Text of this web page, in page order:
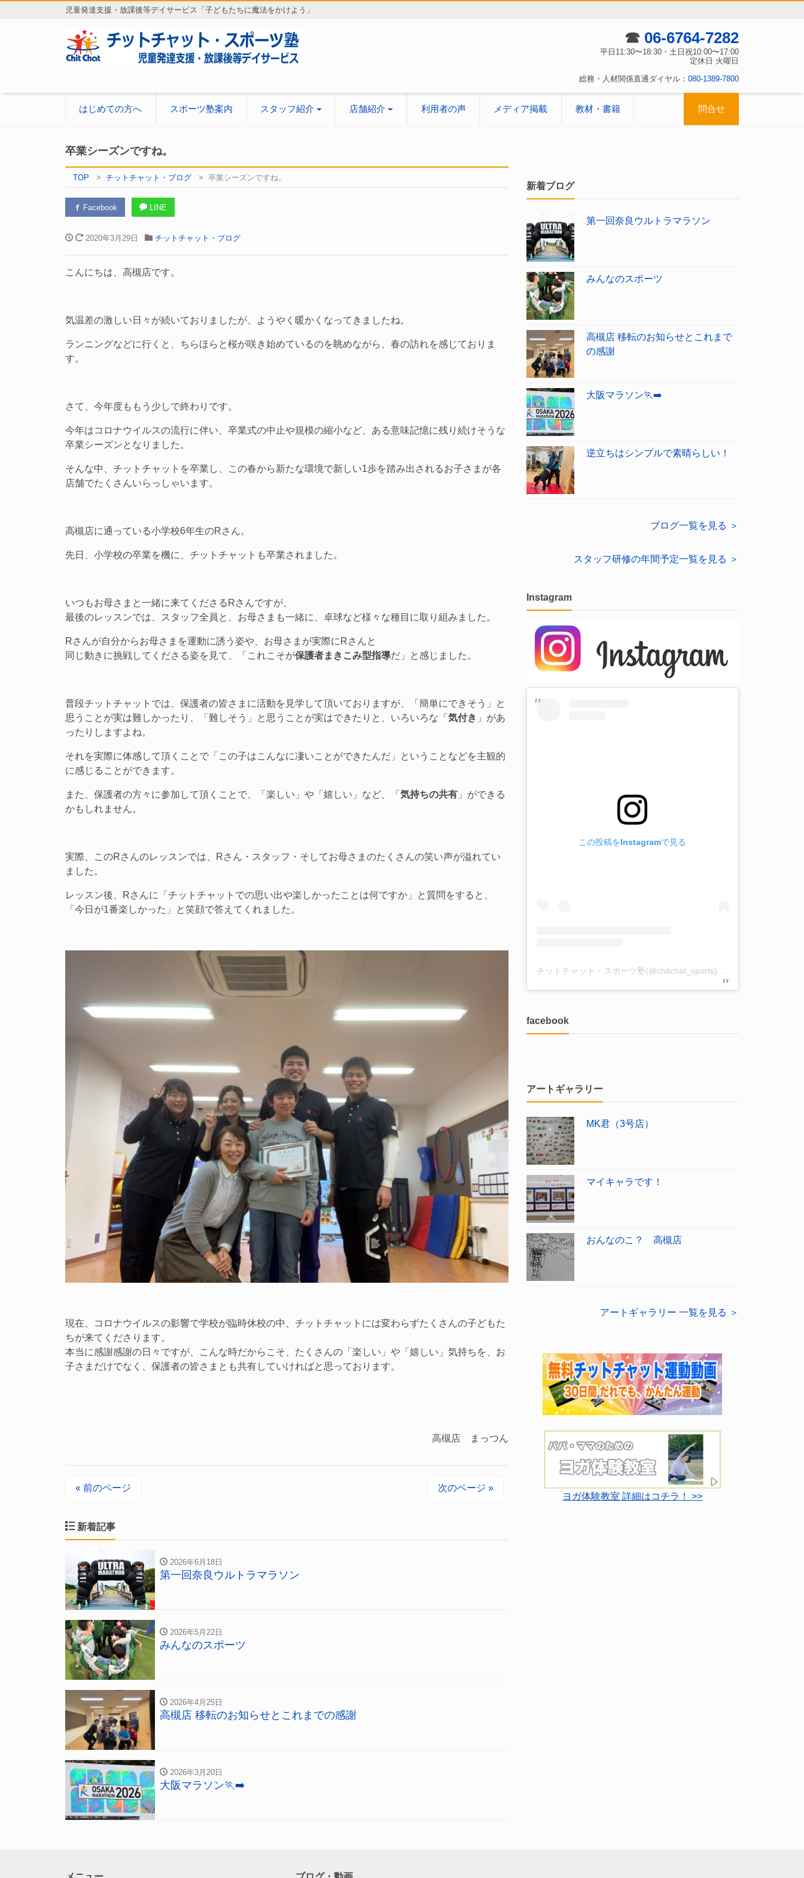
児童発達支援・放課後等デイサービス「子どもたちに魔法をかけよう」
☎ 06-6764-7282
平日11:30〜18:30・土日祝10:00〜17:00
定休日 火曜日
総務・人材関係直通ダイヤル： 080-1389-7800
はじめての方へ スポーツ塾案内 スタッフ紹介 店舗紹介 利用者の声 メディア掲載 教材・書籍 問合せ
卒業シーズンですね。
TOP チットチャット・ブログ 卒業シーズンですね。
Facebook LINE
2020年3月29日 チットチャット・ブログ
こんにちは、高槻店です。
気温差の激しい日々が続いておりましたが、ようやく暖かくなってきましたね。
ランニングなどに行くと、ちらほらと桜が咲き始めているのを眺めながら、春の訪れを感じておりま
す。
さて、今年度ももう少しで終わりです。
今年はコロナウイルスの流行に伴い、卒業式の中止や規模の縮小など、ある意味記憶に残り続けそうな
卒業シーズンとなりました。
そんな中、チットチャットを卒業し、この春から新たな環境で新しい1歩を踏み出されるお子さまが各
店舗でたくさんいらっしゃいます。
高槻店に通っている小学校6年生のRさん。
先日、小学校の卒業を機に、チットチャットも卒業されました。
いつもお母さまと一緒に来てくださるRさんですが、
最後のレッスンでは、スタッフ全員と、お母さまも一緒に、卓球など様々な種目に取り組みました。
Rさんが自分からお母さまを運動に誘う姿や、お母さまが実際にRさんと
同じ動きに挑戦してくださる姿を見て、「これこそが保護者まきこみ型指導だ」と感じました。
普段チットチャットでは、保護者の皆さまに活動を見学して頂いておりますが、「簡単にできそう」と
思うことが実は難しかったり、「難しそう」と思うことが実はできたりと、いろいろな「 気付き 」があ
ったりしますよね。
それを実際に体感して頂くことで「この子はこんなに凄いことができたんだ」ということなどを主観的
に感じることができます。
また、保護者の方々に参加して頂くことで、「楽しい」や「嬉しい」など、「 気持ちの共有 」ができる
かもしれません。
実際、このRさんのレッスンでは、Rさん・スタッフ・そしてお母さまのたくさんの笑い声が溢れてい
ました。
レッスン後、Rさんに「チットチャットでの思い出や楽しかったことは何ですか」と質問をすると、
「今日が1番楽しかった」と笑顔で答えてくれました。
現在、コロナウイルスの影響で学校が臨時休校の中、チットチャットには変わらずたくさんの子どもた
ちが来てくださります。
本当に感謝感謝の日々ですが、こんな時だからこそ、たくさんの「楽しい」や「嬉しい」気持ちを、お
子さまだけでなく、保護者の皆さまとも共有していければと思っております。
高槻店 まっつん
« 前のページ 次のページ »
新着記事
2026年6月18日
第一回奈良ウルトラマラソン
2026年5月22日
みんなのスポーツ
2026年4月25日
高槻店 移転のお知らせとこれまでの感謝
2026年3月20日
大阪マラソン🏃‍➡️
新着ブログ
第一回奈良ウルトラマラソン
みんなのスポーツ
高槻店 移転のお知らせとこれまで
の感謝
大阪マラソン🏃‍➡️
逆立ちはシンプルで素晴らしい！
ブログ一覧を見る ＞
スタッフ研修の年間予定一覧を見る ＞
Instagram
この投稿をInstagramで見る
チットチャット・スポーツ塾(@chitchat_sports)がシェアした投稿
facebook
アートギャラリー
MK君（3号店）
マイキャラです！
おんなのこ？ 高槻店
アートギャラリー 一覧を見る ＞
ヨガ体験教室 詳細はコチラ！ >>